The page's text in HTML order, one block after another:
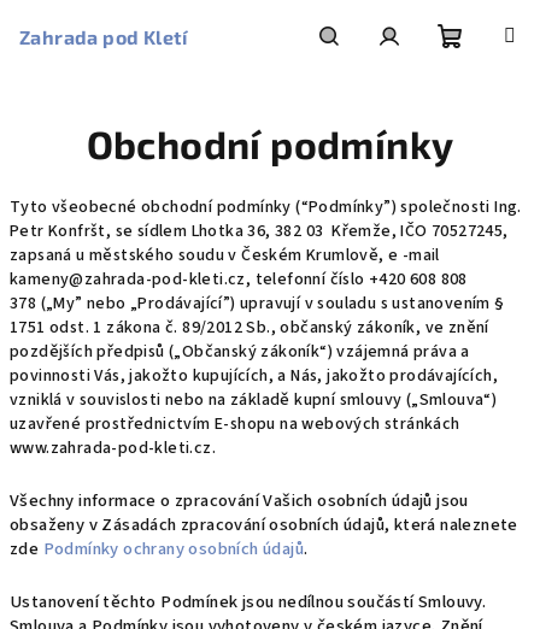
Zahrada pod Kletí
košík
Obchodní podmínky
Tyto všeobecné obchodní podmínky (“Podmínky”) společnosti Ing.
Petr Konfršt, se sídlem Lhotka 36, 382 03 Křemže, IČO 70527245,
zapsaná u městského soudu v Českém Krumlově, e -mail
kameny@zahrada-pod-kleti.cz, telefonní číslo +420 608 808
378 („My” nebo „Prodávající”) upravují v souladu s ustanovením §
1751 odst. 1 zákona č. 89/2012 Sb., občanský zákoník, ve znění
pozdějších předpisů („Občanský zákoník“) vzájemná práva a
povinnosti Vás, jakožto kupujících, a Nás, jakožto prodávajících,
vzniklá v souvislosti nebo na základě kupní smlouvy („Smlouva“)
uzavřené prostřednictvím E-shopu na webových stránkách
www.zahrada-pod-kleti.cz.
Všechny informace o zpracování Vašich osobních údajů jsou
obsaženy v Zásadách zpracování osobních údajů, která naleznete
zde Podmínky ochrany osobních údajů.
Ustanovení těchto Podmínek jsou nedílnou součástí Smlouvy.